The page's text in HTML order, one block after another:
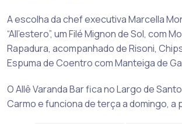
A escolha da chef executiva Marcella
“All’estero”, um Filé Mignon de Sol, com
Rapadura, acompanhado de Risoni,
Espuma de Coentro com Manteiga de
O Allê Varanda Bar fica no Largo de
Carmo e funciona de terça a domingo, a